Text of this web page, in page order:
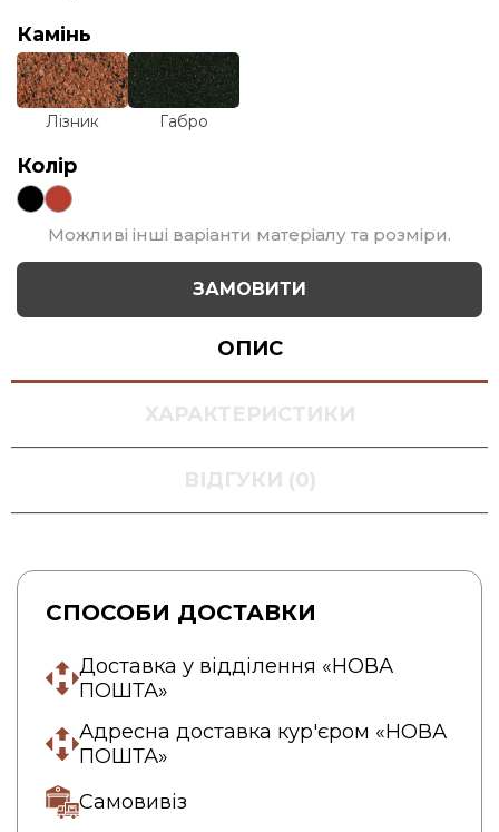
Камінь
Лізник Габро
Колір
Можливі інші варіанти матеріалу та розміри.
ЗАМОВИТИ
ОПИС
ХАРАКТЕРИСТИКИ
ВІДГУКИ (0)
СПОСОБИ ДОСТАВКИ
Доставка у відділення «НОВА
ПОШТА»
Адресна доставка кур'єром «НОВА
ПОШТА»
Самовивіз